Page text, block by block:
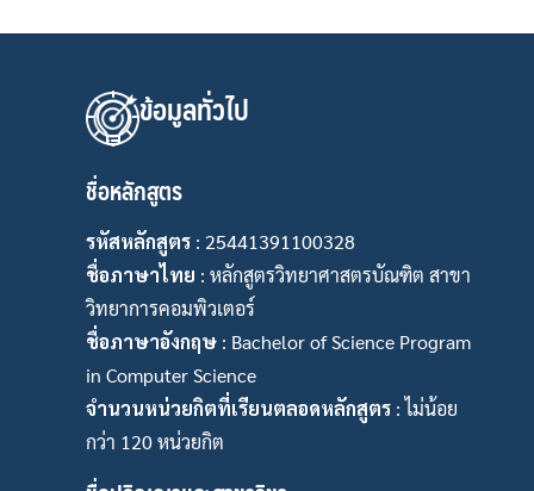
ข้อมูลทั่วไป
ชื่อหลักสูตร
รหัสหลักสูตร : 25441391100328
ชื่อภาษาไทย : หลักสูตรวิทยาศาสตรบัณฑิต สาขา
วิทยาการคอมพิวเตอร์
ชื่อภาษาอังกฤษ : Bachelor of Science Program
in Computer Science
จำนวนหน่วยกิตที่เรียนตลอดหลักสูตร : ไม่น้อย
กว่า 120 หน่วยกิต